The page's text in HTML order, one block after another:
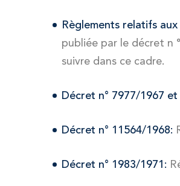
Règlements relatifs
publiée par le décret n
suivre dans ce cadre.
Décret n° 7977/1967
Décret n° 11564/1968:
Décret n° 1983/1971: